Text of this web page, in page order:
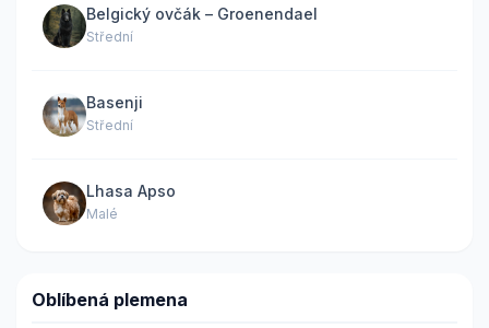
Belgický ovčák – Groenendael
Střední
Basenji
Střední
Lhasa Apso
Malé
Oblíbená plemena